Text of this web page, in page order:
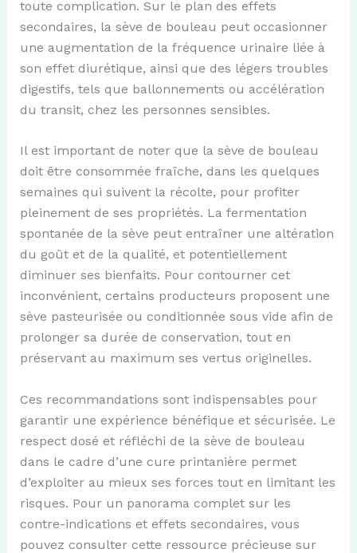
toute complication. Sur le plan des effets
secondaires, la sève de bouleau peut occasionner
une augmentation de la fréquence urinaire liée à
son effet diurétique, ainsi que des légers troubles
digestifs, tels que ballonnements ou accélération
du transit, chez les personnes sensibles.
Il est important de noter que la sève de bouleau
doit être consommée fraîche, dans les quelques
semaines qui suivent la récolte, pour profiter
pleinement de ses propriétés. La fermentation
spontanée de la sève peut entraîner une altération
du goût et de la qualité, et potentiellement
diminuer ses bienfaits. Pour contourner cet
inconvénient, certains producteurs proposent une
sève pasteurisée ou conditionnée sous vide afin de
prolonger sa durée de conservation, tout en
préservant au maximum ses vertus originelles.
Ces recommandations sont indispensables pour
garantir une expérience bénéfique et sécurisée. Le
respect dosé et réfléchi de la sève de bouleau
dans le cadre d’une cure printanière permet
d’exploiter au mieux ses forces tout en limitant les
risques. Pour un panorama complet sur les
contre-indications et effets secondaires, vous
pouvez consulter cette ressource précieuse sur